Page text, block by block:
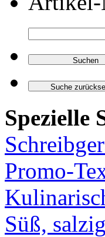
Spezielle
Promo-
Süß,